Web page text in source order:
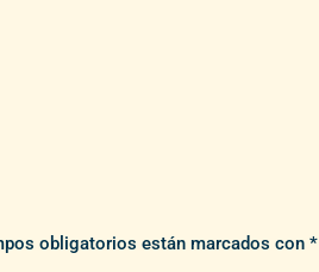
obligatorios están marcados con*